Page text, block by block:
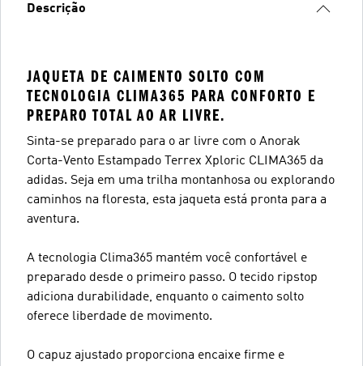
Descrição
JAQUETA DE CAIMENTO SOLTO COM
TECNOLOGIA CLIMA365 PARA CONFORTO E
PREPARO TOTAL AO AR LIVRE.
Sinta-se preparado para o ar livre com o Anorak
Corta-Vento Estampado Terrex Xploric CLIMA365 da
adidas. Seja em uma trilha montanhosa ou explorando
caminhos na floresta, esta jaqueta está pronta para a
aventura.
A tecnologia Clima365 mantém você confortável e
preparado desde o primeiro passo. O tecido ripstop
adiciona durabilidade, enquanto o caimento solto
oferece liberdade de movimento.
O capuz ajustado proporciona encaixe firme e